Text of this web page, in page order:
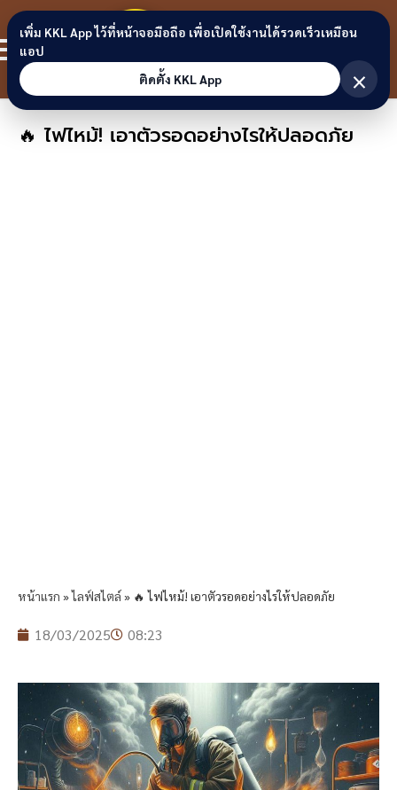
Skip to content
ขอนแก่น
ลิงก์
🔥 ไฟไหม้! เอาตัวรอดอย่างไรให้ปลอดภัย
หน้าแรก »ไลฟ์สไตล์» 🔥 ไฟไหม้! เอาตัวรอดอย่างไรให้ปลอดภัย
18/03/2025 08:23
เพิ่ม KKL App ไว้ที่หน้าจอมือถือ เพื่อเปิดใช้งานได้รวดเร็วเหมือน
แอป
ติดตั้ง KKL App
×